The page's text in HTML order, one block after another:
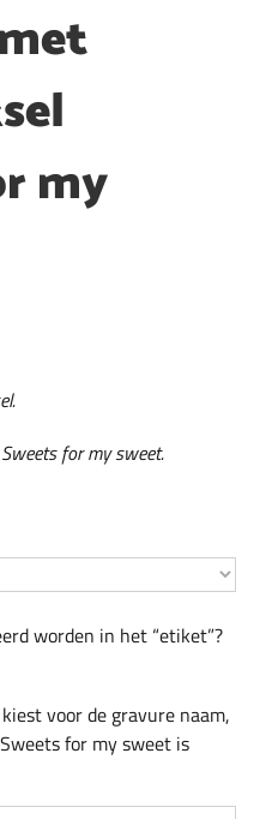
my
for my sweet.
worden in het “etiket”?
voor de gravure naam,
for my sweet is